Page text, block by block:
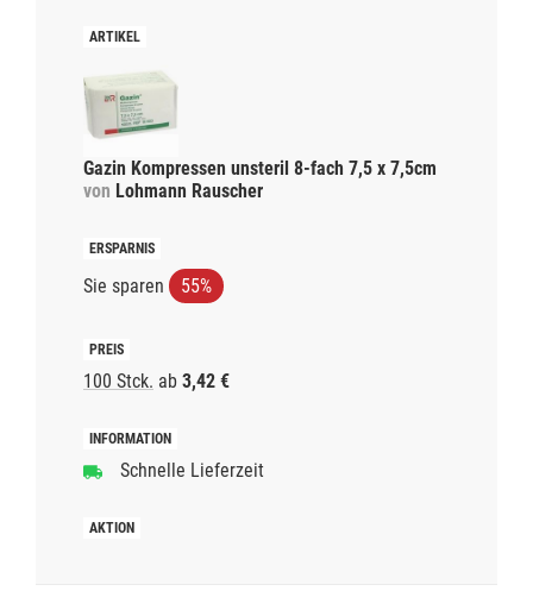
Gazin Kompressen unsteril 8-fach 7,5 x 7,5cm
von Lohmann Rauscher
Sie sparen 55%
100 Stck. ab 3,42 €
Schnelle Lieferzeit